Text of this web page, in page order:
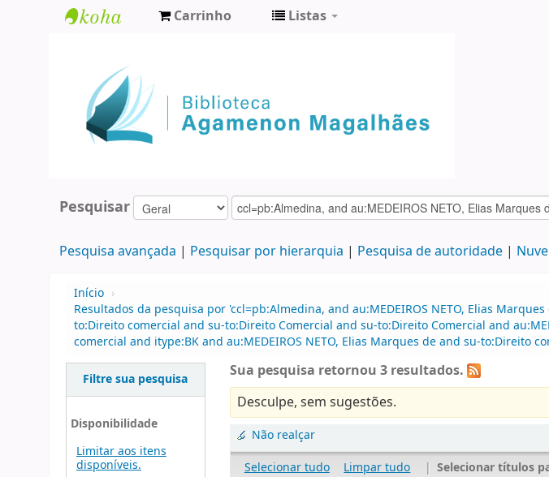
Agamenon
Magalhães
Carrinho Listas
Pesquisar
Pesquisa avançada Pesquisar por hierarquia Pesquisa de autoridade
Início ›
Resultados da pesquisa por 'ccl=pb:Almedina, and au:MEDEIROS NETO, Elias
to:Direito comercial and su-to:Direito Comercial and su-to:Direito Comercial and
comercial and itype:BK and au:MEDEIROS NETO, Elias Marques de and su-to:Direito
Filtre sua pesquisa
Disponibilidade
Limitar aos itens
disponíveis.
Sua pesquisa retornou 3 resultados.
Desculpe, sem sugestões.
Não realçar
Selecionar tudo
Limpar tudo | Selecionar títulos